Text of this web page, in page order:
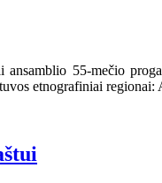
55-mečio
etnografiniai